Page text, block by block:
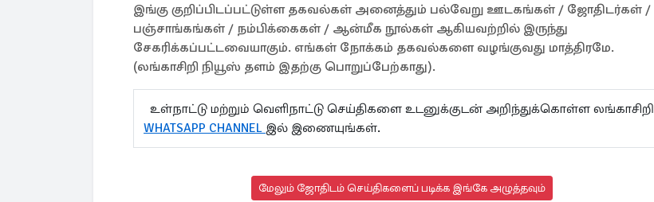
இங்கு குறிப்பிடப்பட்டுள்ள தகவல்கள் அனைத்தும் பல்வேறு ஊடகங்கள் / ஜோதிடர்கள் /
பஞ்சாங்கங்கள் / நம்பிக்கைகள் / ஆன்மீக நூல்கள் ஆகியவற்றில் இருந்து
சேகரிக்கப்பட்டவையாகும். எங்கள் நோக்கம் தகவல்களை வழங்குவது மாத்திரமே.
(லங்காசிறி நியூஸ் தளம் இதற்கு பொறுப்பேற்காது).
உள்நாட்டு மற்றும் வெளிநாட்டு செய்திகளை உடனுக்குடன் அறிந்துக்கொள்ள லங்காசிறி
WHATSAPP CHANNEL இல் இணையுங்கள்.
மேலும் ஜோதிடம் செய்திகளைப் படிக்க இங்கே அழுத்தவும்